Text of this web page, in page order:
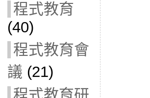
程式教育
(40)
程式教育會
議 (21)